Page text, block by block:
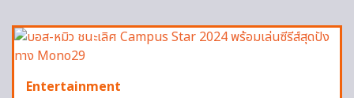
Entertainment